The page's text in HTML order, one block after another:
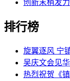
创新末梢发
排行榜
旋翼逐风 宁
吴庆文会见
热烈祝贺《